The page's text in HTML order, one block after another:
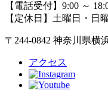
【電話受付】9:00 ～
【定休日】土曜日・日
〒244-0842 神奈川県横
アクセス